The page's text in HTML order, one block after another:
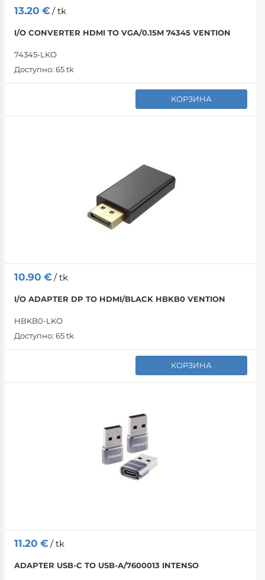
13.20 €/ tk
I/O CONVERTER HDMI TO VGA/0.15M 74345 VENTION
74345-LKO
Доступно: 65 tk
КОРЗИНА
10.90 €/ tk
I/O ADAPTER DP TO HDMI/BLACK HBKB0 VENTION
HBKB0-LKO
Доступно: 65 tk
КОРЗИНА
11.20 €/ tk
ADAPTER USB-C TO USB-A/7600013 INTENSO